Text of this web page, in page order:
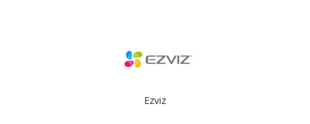
Ezviz